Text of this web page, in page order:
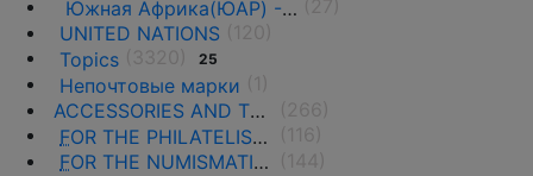
Южная Африка(ЮАР) - 1961 г. -н.д.
UNITED NATIONS
Topics
25
Непочтовые марки
ACCESSORIES AND THE LITERATURE
FOR THE PHILATELISTS
FOR THE NUMISMATISTS